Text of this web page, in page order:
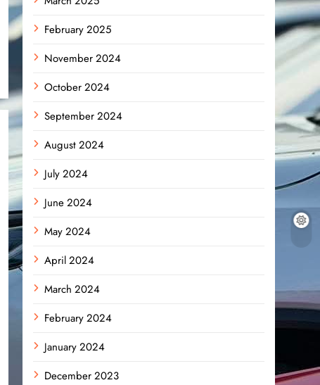
February 2025
November 2024
October 2024
September 2024
August 2024
July 2024
June 2024
May 2024
April 2024
March 2024
February 2024
January 2024
December 2023